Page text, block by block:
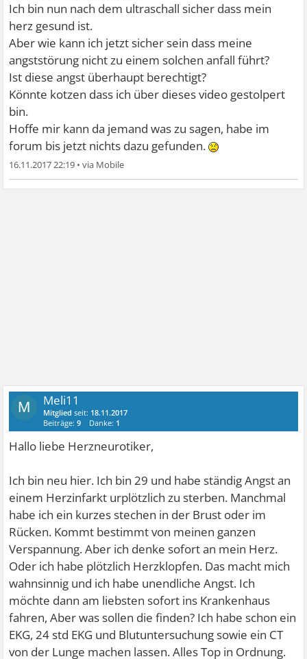
Ich bin nun nach dem ultraschall sicher dass mein
herz gesund ist.
Aber wie kann ich jetzt sicher sein dass meine
angststörung nicht zu einem solchen anfall führt?
Ist diese angst überhaupt berechtigt?
Könnte kotzen dass ich über dieses video gestolpert
bin.
Hoffe mir kann da jemand was zu sagen, habe im
forum bis jetzt nichts dazu gefunden.
16.11.2017 22:19 •
M Meli11
Mitglied seit: 18.11.2017
Beiträge:9 Danke: 1
Hallo liebe Herzneurotiker,
Ich bin neu hier. Ich bin 29 und habe ständig Angst an
einem Herzinfarkt urplötzlich zu sterben. Manchmal
habe ich ein kurzes stechen in der Brust oder im
Rücken. Kommt bestimmt von meinen ganzen
Verspannung. Aber ich denke sofort an mein Herz.
Oder ich habe plötzlich Herzklopfen. Das macht mich
wahnsinnig und ich habe unendliche Angst. Ich
möchte dann am liebsten sofort ins Krankenhaus
fahren, Aber was sollen die finden? Ich habe schon ein
EKG, 24 std EKG und Blutuntersuchung sowie ein CT
von der Lunge machen lassen. Alles Top in Ordnung.